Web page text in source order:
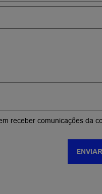
receber comunicações da